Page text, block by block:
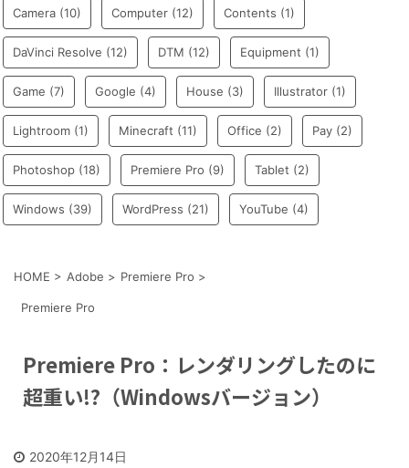
Camera (10) Computer (12) Contents (1)
DaVinci Resolve (12) DTM (12) Equipment (1)
Game (7) Google (4) House (3) Illustrator (1)
Lightroom (1) Minecraft (11) Office (2) Pay (2)
Photoshop (18) Premiere Pro (9) Tablet (2)
Windows (39) WordPress (21) YouTube (4)
HOME > Adobe > Premiere Pro >
Premiere Pro
Premiere Pro：レンダリングしたのに
超重い!?（Windowsバージョン）
2020年12月14日